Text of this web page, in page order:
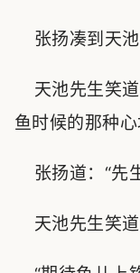
张扬凑到天池
天池先生笑道
鱼时候的那种心
张扬道：“先
天池先生笑道